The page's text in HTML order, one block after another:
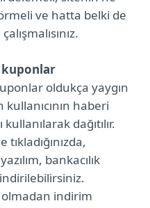
ve hatta belki de
kuponlar
oldukça yaygın
kullanıcının haberi
dağıtılır.
bankacılık
olmadan indirim